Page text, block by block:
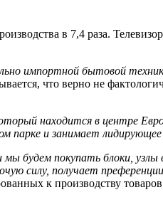
в 7,4 раза.
импортной бытовой
что верно не
находится в центре
парке и занимает
мы будем покупать блоки,
силу, получает
к производству